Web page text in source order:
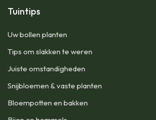
Tuintips
Uw bollen planten
Tips om slakken te weren
Juiste omstandigheden
Snijbloemen & vaste planten
Bloempotten en bakken